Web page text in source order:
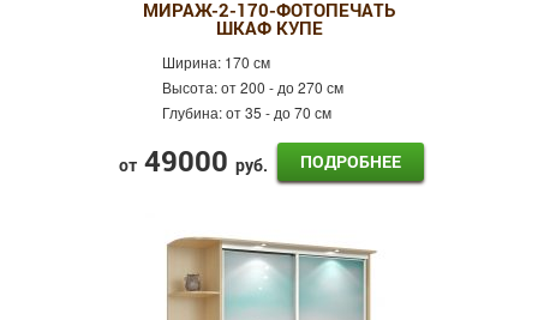
МИРАЖ-2-170-ФОТОПЕЧАТЬ
ШКАФ КУПЕ
Ширина: 170 см
Высота:от 200 - до 270 см
Глубина:от 35 - до 70 см
от 49000 руб. ПОДРОБНЕЕ